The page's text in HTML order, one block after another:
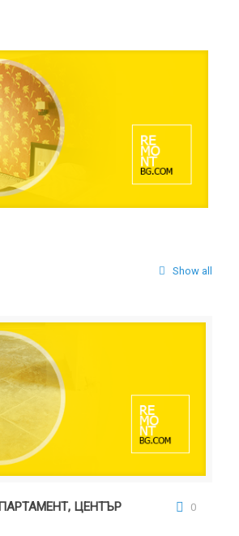
Show all
ЦЕНТЪР
0